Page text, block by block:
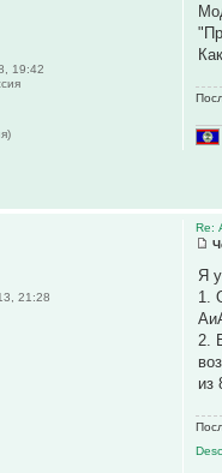
19:42
Re:
Я
1.
2.
из
21:28